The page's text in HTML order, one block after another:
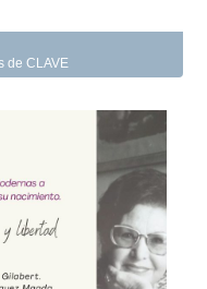
de CLAVE